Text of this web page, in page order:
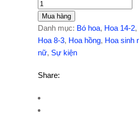
Mua hàng
Danh mục: Bó hoa, Hoa 14-2,
Hoa 8-3, Hoa hồng, Hoa sinh
nữ, Sự kiện
Share: